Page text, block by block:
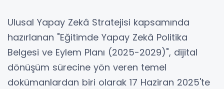
Ulusal Yapay Zekâ Stratejisi kapsamında
hazırlanan "Eğitimde Yapay Zekâ Politika
Belgesi ve Eylem Planı (2025-2029)", dijital
dönüşüm sürecine yön veren temel
dokümanlardan biri olarak 17 Haziran 2025'te